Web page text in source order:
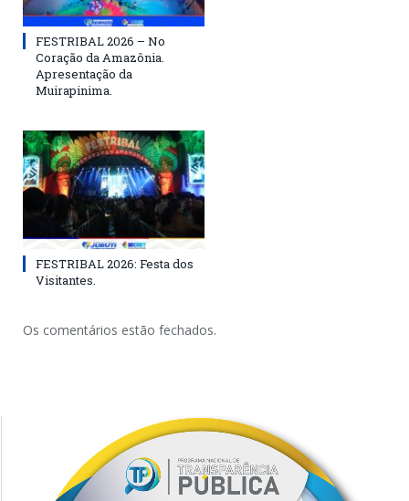
FESTRIBAL 2026 – No
Coração da Amazônia.
Apresentação da
Muirapinima.
FESTRIBAL 2026: Festa dos
Visitantes.
Os comentários estão fechados.